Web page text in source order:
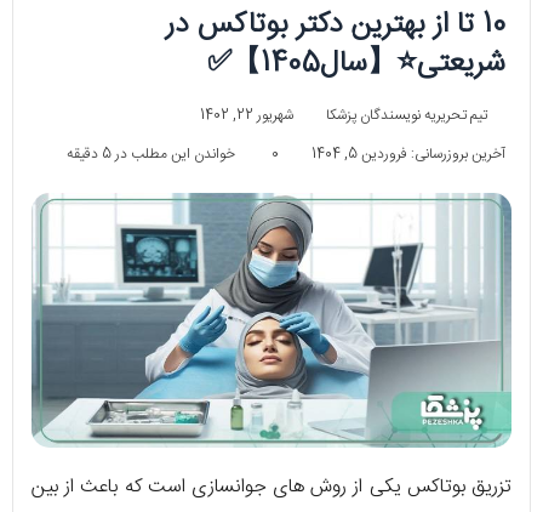
10 تا از بهترین دکتر بوتاکس در
شریعتی⭐️【سال1405】✅
تیم تحریریه نویسندگان پزشکا
شهریور 22, 1402
آخرین بروزرسانی: فروردین 5, 1404
0 خواندن این مطلب در 5 دقیقه
تزریق بوتاکس یکی از روش های جوانسازی است که باعث از بین